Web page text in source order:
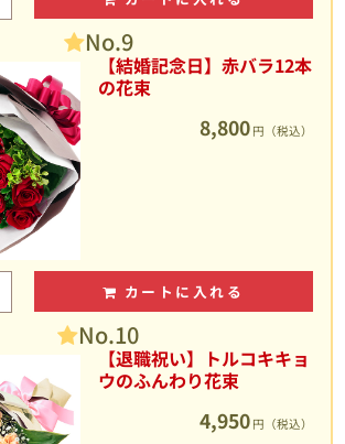
No.9
【結婚記念日】赤バラ12本
の花束
8,800 円（税込）
カートに入れる
No.10
【退職祝い】トルコキキョ
ウのふんわり花束
4,950 円（税込）